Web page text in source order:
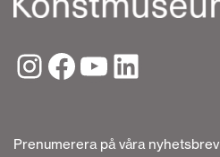
Prenumerera på våra nyhetsbrev